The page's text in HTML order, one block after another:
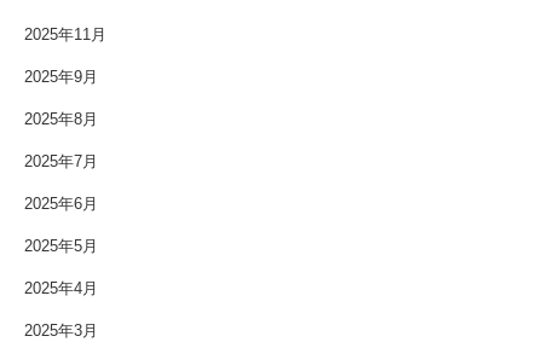
2025年11月
2025年9月
2025年8月
2025年7月
2025年6月
2025年5月
2025年4月
2025年3月